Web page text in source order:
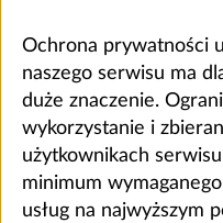
Ochrona prywatności
naszego serwisu ma
duże znaczenie.
wykorzystanie i
użytkownikach
minimum
usług na najwyższym